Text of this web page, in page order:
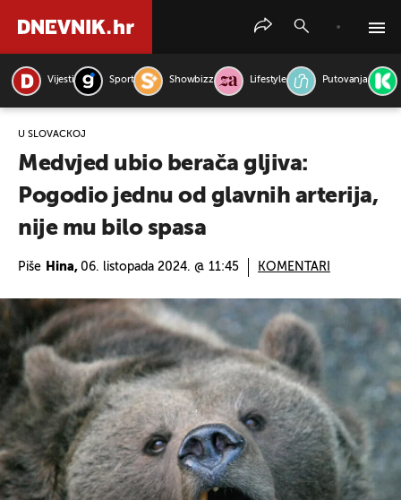
Vijesti Sport Showbizz Lifestyle Putovanja
U SLOVAČKOJ
Medvjed ubio berača gljiva:
Pogodio jednu od glavnih arterija,
nije mu bilo spasa
Piše Hina, 06. listopada 2024. @ 11:45 KOMENTARI
PRETRAŽITE VIJESTI